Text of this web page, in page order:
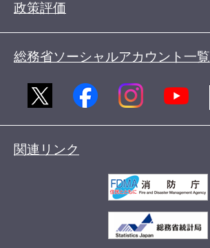
政策評価
総務省ソーシャルアカウント一覧
関連リンク